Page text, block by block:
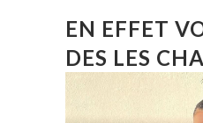
EN EFFET
DES LES
Contact.
Sign